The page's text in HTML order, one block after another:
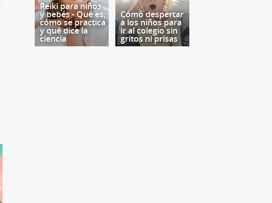
Reiki para niños
y bebés - Qué es,
cómo se practica
y qué dice la
ciencia
Cómo despertar
a los niños para
ir al colegio sin
gritos ni prisas